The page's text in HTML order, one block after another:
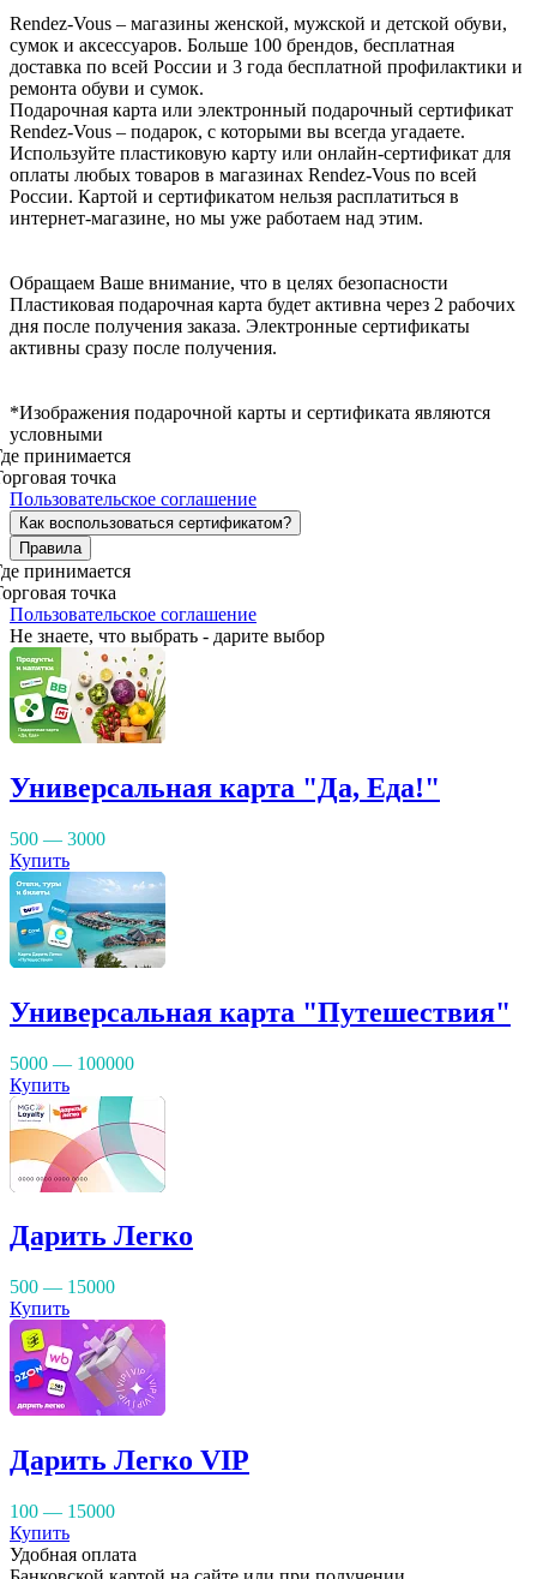
Rendez-Vous – магазины женской, мужской и детской обуви,
сумок и аксессуаров. Больше 100 брендов, бесплатная
доставка по всей России и 3 года бесплатной профилактики и
ремонта обуви и сумок.
Подарочная карта или электронный подарочный сертификат
Rendez-Vous – подарок, с которыми вы всегда угадаете.
Используйте пластиковую карту или онлайн-сертификат для
оплаты любых товаров в магазинах Rendez-Vous по всей
России. Картой и сертификатом нельзя расплатиться в
интернет-магазине, но мы уже работаем над этим.
Обращаем Ваше внимание, что в целях безопасности
Пластиковая подарочная карта будет активна через 2 рабочих
дня после получения заказа. Электронные сертификаты
активны сразу после получения.
*Изображения подарочной карты и сертификата являются
условными
принимается
точка
Пользовательское соглашение
Как воспользоваться сертификатом?
Правила
принимается
точка
Пользовательское соглашение
Не знаете, что выбрать - дарите выбор
Универсальная карта "Да, Еда!"
500 — 3000
Купить
Универсальная карта "Путешествия"
5000 — 100000
Купить
Дарить Легко
500 — 15000
Купить
Дарить Легко VIP
100 — 15000
Купить
Удобная оплата